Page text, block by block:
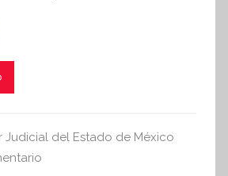
I
Judicial del Estado de México